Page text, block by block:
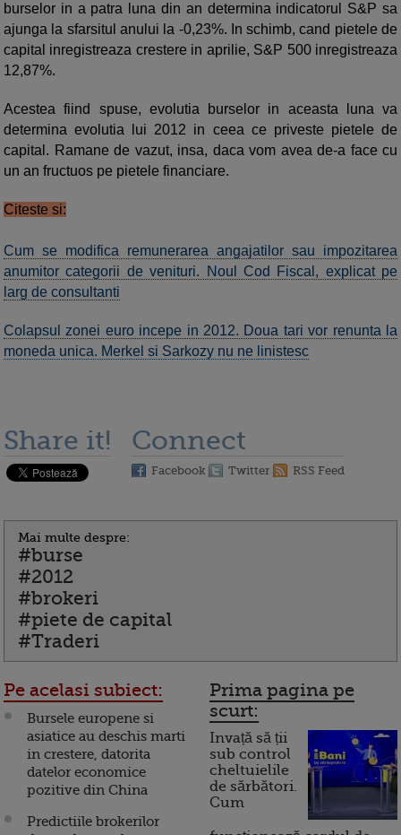
burselor in a patra luna din an determina indicatorul S&P sa
ajunga la sfarsitul anului la -0,23%. In schimb, cand pietele de
capital inregistreaza crestere in aprilie, S&P 500 inregistreaza
12,87%.
Acestea fiind spuse, evolutia burselor in aceasta luna va
determina evolutia lui 2012 in ceea ce priveste pietele de
capital. Ramane de vazut, insa, daca vom avea de-a face cu
un an fructuos pe pietele financiare.
Citeste si:
Cum se modifica remunerarea angajatilor sau impozitarea
anumitor categorii de venituri. Noul Cod Fiscal, explicat pe
larg de consultanti
Colapsul zonei euro incepe in 2012. Doua tari vor renunta la
moneda unica. Merkel si Sarkozy nu ne linistesc
Share it! Connect
Facebook Twitter RSS Feed
Mai multe despre:
#burse
#2012
#brokeri
#piete de capital
#Traderi
Pe acelasi subiect:
Bursele europene si
asiatice au deschis marti
in crestere, datorita
datelor economice
pozitive din China
Predictiile brokerilor
Prima pagina pe
scurt:
Invață să ții
sub control
cheltuielile
de sărbători.
Cum